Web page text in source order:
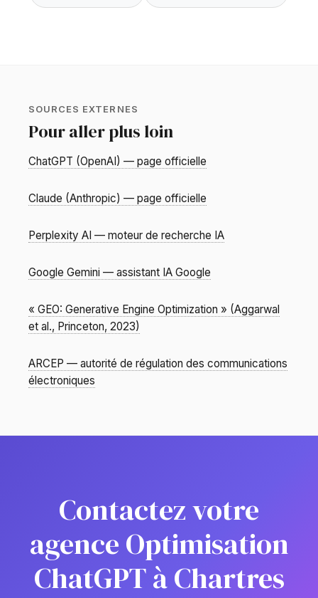
SOURCES EXTERNES
Pour aller plus loin
ChatGPT (OpenAI) — page officielle
Claude (Anthropic) — page officielle
Perplexity AI — moteur de recherche IA
Google Gemini — assistant IA Google
« GEO: Generative Engine Optimization » (Aggarwal
et al., Princeton, 2023)
ARCEP — autorité de régulation des communications
électroniques
Contactez votre
agence Optimisation
ChatGPT à Chartres